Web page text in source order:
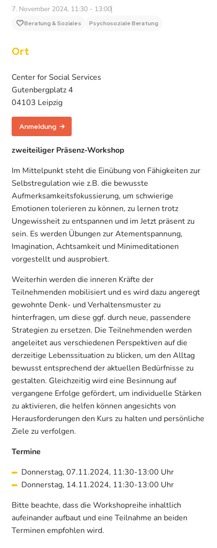
7. November 2024, 11:30 - 13:00
Beratung & Soziales Psychosoziale Beratung
Ort
Center for Social Services
Gutenbergplatz 4
04103 Leipzig
Anmeldung
zweiteiliger Präsenz-Workshop
Im Mittelpunkt steht die Einübung von Fähigkeiten zur
Selbstregulation wie z.B. die bewusste
Aufmerksamkeitsfokussierung, um schwierige
Emotionen tolerieren zu können, zu lernen trotz
Ungewissheit zu entspannen und im Jetzt präsent zu
sein. Es werden Übungen zur Atementspannung,
Imagination, Achtsamkeit und Minimeditationen
vorgestellt und ausprobiert.
Weiterhin werden die inneren Kräfte der
Teilnehmenden mobilisiert und es wird dazu angeregt
gewohnte Denk- und Verhaltensmuster zu
hinterfragen, um diese ggf. durch neue, passendere
Strategien zu ersetzen. Die Teilnehmenden werden
angeleitet aus verschiedenen Perspektiven auf die
derzeitige Lebenssituation zu blicken, um den Alltag
bewusst entsprechend der aktuellen Bedürfnisse zu
gestalten. Gleichzeitig wird eine Besinnung auf
vergangene Erfolge gefördert, um individuelle Stärken
zu aktivieren, die helfen können angesichts von
Herausforderungen den Kurs zu halten und persönliche
Ziele zu verfolgen.
Termine
Donnerstag, 07.11.2024, 11:30-13:00 Uhr
Donnerstag, 14.11.2024, 11:30-13:00 Uhr
Bitte beachte, dass die Workshopreihe inhaltlich
aufeinander aufbaut und eine Teilnahme an beiden
Terminen empfohlen wird.